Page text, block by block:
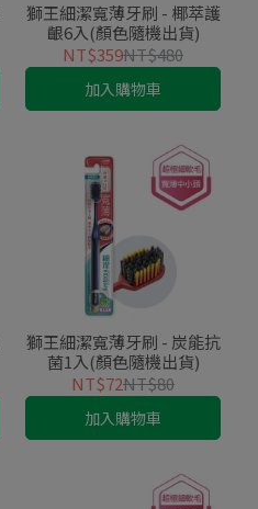
獅王細潔寬薄牙刷 - 椰萃護
齦6入(顏色隨機出貨)
NT$359NT$480
加入購物車
獅王細潔寬薄牙刷 - 炭能抗
菌1入(顏色隨機出貨)
NT$72NT$80
加入購物車